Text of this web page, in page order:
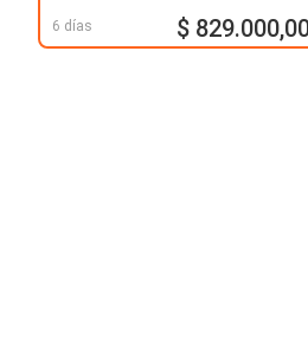
6 días $